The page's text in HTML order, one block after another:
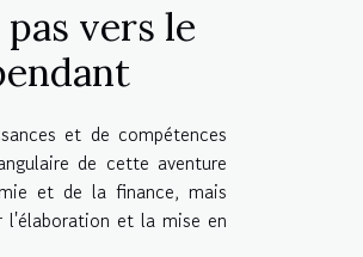
vers le
et de compétences
de cette aventure
et de la finance, mais
et la mise en